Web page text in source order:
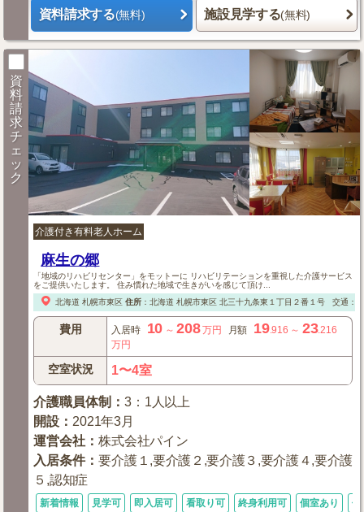
資料請求する(無料) 施設見学する(無料)
資
料
請
求
チ
ェ
ッ
ク
介護付き有料老人ホーム
麻生の郷
「地域のリハビリセンター」をモットーに リハビリテーションを重視した介護サービス
をご提供いたします。 住み慣れた地域で生きがいを感じて頂け...
北海道 札幌市東区 住所： 北海道 札幌市東区北三十九条東１丁目２番１号 交通：
費用 入居時 10 ～208万円 月額 19.916 ～ 23.216
万円
空室状況 1〜4室
介護職員体制 ：3：1人以上
開設 ： 2021年3月
運営会社 ：株式会社パイン
入居条件：要介護１,要介護２,要介護３,要介護４,要介護
５,認知症
新着情報 見学可 即入居可 看取り可 終身利用可 個室あり 体